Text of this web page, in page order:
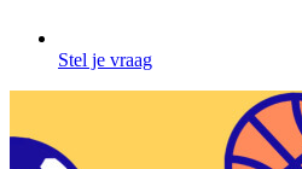
Stel je vraag